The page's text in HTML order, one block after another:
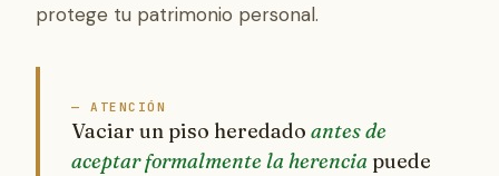
protege tu patrimonio personal.
— ATENCIÓN
Vaciar un piso heredado antes de
aceptar formalmente la herencia puede